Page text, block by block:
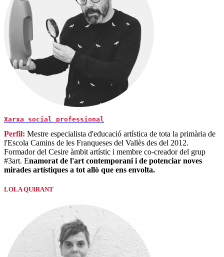
Xarxa social professional
Perfil: Mestre especialista d'educació artística de tota la primària de
l'Escola Camins de les Franqueses del Vallès des del 2012.
Formador del Cesire àmbit artístic i membre co-creador del grup
#3art. Enamorat de l'art contemporani i de potenciar noves
mirades artístiques a tot allò que ens envolta.
LOLA QUIRANT